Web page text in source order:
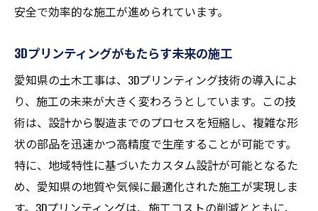
安全で効率的な施工が進められています。
3Dプリンティングがもたらす未来の施工
愛知県の土木工事は、3Dプリンティング技術の導入によ
り、施工の未来が大きく変わろうとしています。この技
術は、設計から製造までのプロセスを短縮し、複雑な形
状の部品を迅速かつ高精度で生産することが可能です。
特に、地域特性に基づいたカスタム設計が可能となるた
め、愛知県の地質や気候に最適化された施工が実現しま